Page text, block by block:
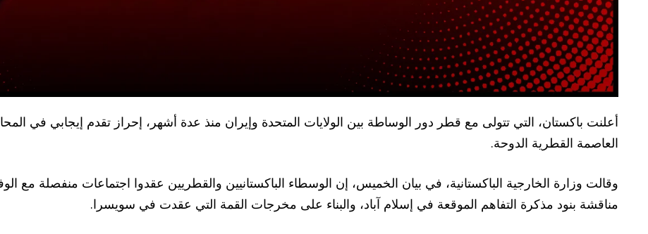
أعلنت باكستان، التي تتولى مع قطر دور الوساطة بين الولايات المتحدة وإيران منذ عدة أشهر، إحراز تقدم إيجابي في
العاصمة القطرية الدوحة.
وقالت وزارة الخارجية الباكستانية، في بيان الخميس، إن الوسطاء الباكستانيين والقطريين عقدوا اجتماعات منفصلة مع
مناقشة بنود مذكرة التفاهم الموقعة في إسلام آباد، والبناء على مخرجات القمة التي عقدت في سويسرا.